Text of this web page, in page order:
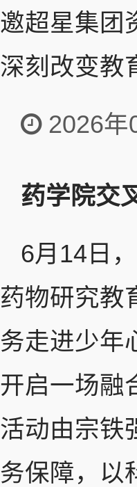
邀超星集团
深刻改变教
2026年
药学院交
6月14日
药物研究教
务走进少年
开启一场融
活动由宗铁
务保障，以